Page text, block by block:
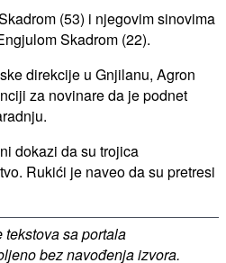
(53) i njegovim sinovima
Skadrom (22).
direkcije u Gnjilanu, Agron
za novinare da je podnet
dokazi da su trojica
Rukići je naveo da su pretresi
sa portala
bez navođenja izvora.